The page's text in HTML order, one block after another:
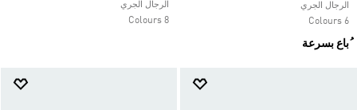
الرجال الجري
6 Colours
ُباع بسرعة
الرجال الجري
8 Colours